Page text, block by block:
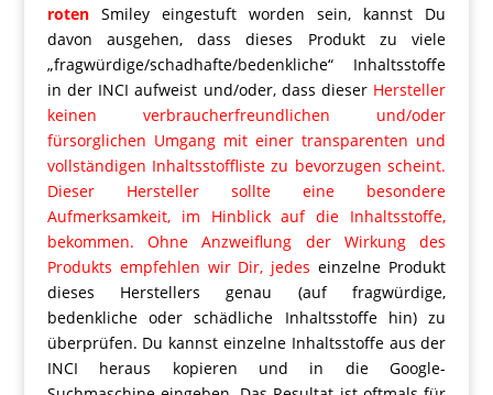
rotenSmiley eingestuft worden sein, kannst Du
davon ausgehen, dass dieses Produkt zu viele
„fragwürdige/schadhafte/bedenkliche“ Inhaltsstoffe
in der INCI aufweist und/oder, dass dieser Hersteller
keinen verbraucherfreundlichen und/oder
fürsorglichen Umgang mit einer transparenten und
vollständigen Inhaltsstoffliste zu bevorzugen scheint.
Dieser Hersteller sollte eine besondere
Aufmerksamkeit, im Hinblick auf die Inhaltsstoffe,
bekommen. Ohne Anzweiflung der Wirkung des
Produkts empfehlen wir Dir, jedes einzelne Produkt
dieses Herstellers genau (auf fragwürdige,
bedenkliche oder schädliche Inhaltsstoffe hin) zu
überprüfen. Du kannst einzelne Inhaltsstoffe aus der
INCI heraus kopieren und in die Google-